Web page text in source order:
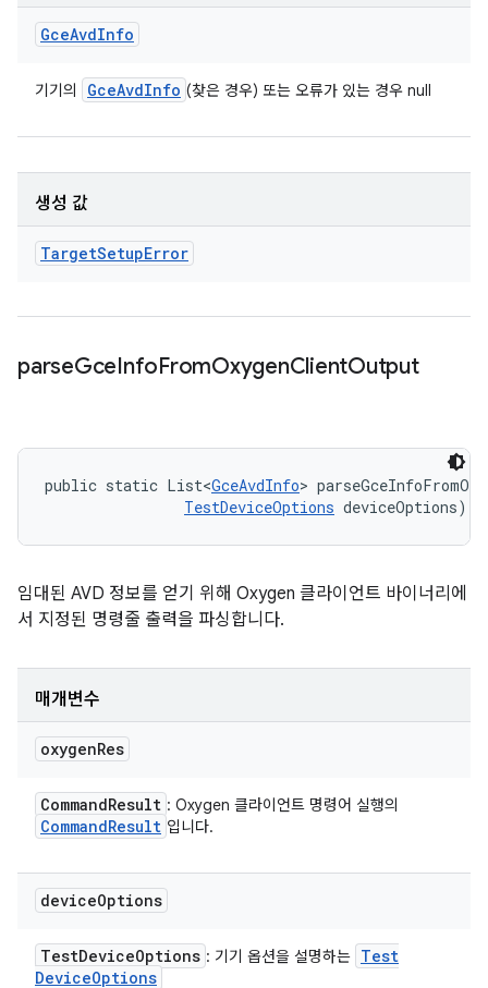
GceAvdInfo
기기의 GceAvdInfo (찾은 경우) 또는 오류가 있는 경우 null
생성 값
TargetSetupError
parseGceInfoFromOxygenClientOutput
public static List<GceAvdInfo>
TestDeviceOptions deviceOptions)
임대된 AVD 정보를 얻기 위해 Oxygen 클라이언트 바이너리에
서 지정된 명령줄 출력을 파싱합니다.
매개변수
oxygenRes
CommandResult : Oxygen 클라이언트 명령어 실행의
CommandResult 입니다.
deviceOptions
TestDeviceOptions : 기기 옵션을 설명하는 Test
DeviceOptions